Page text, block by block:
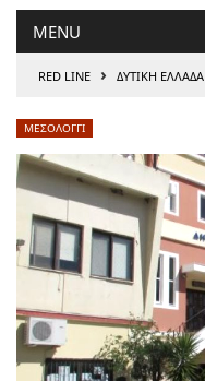
MENU
RED LINE › ΔΥΤΙΚΗ ΕΛΛΑΔΑ
ΜΕΣΟΛΟΓΓΙ